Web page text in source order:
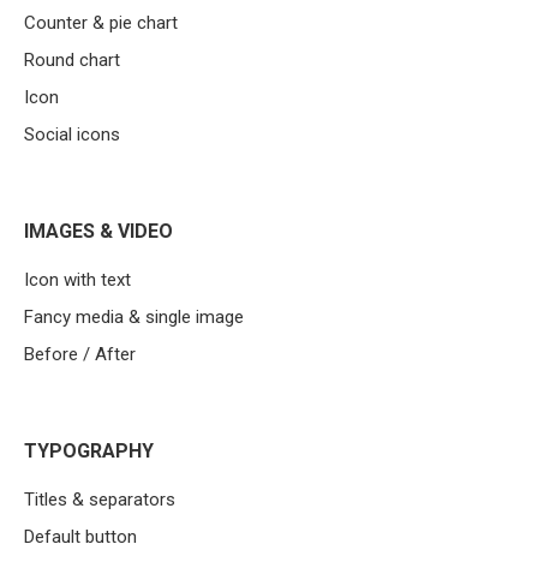
Counter & pie chart
Round chart
Icon
Social icons
IMAGES & VIDEO
Icon with text
Fancy media & single image
Before / After
TYPOGRAPHY
Titles & separators
Default button